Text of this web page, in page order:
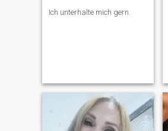
Ich unterhalte mich gern.